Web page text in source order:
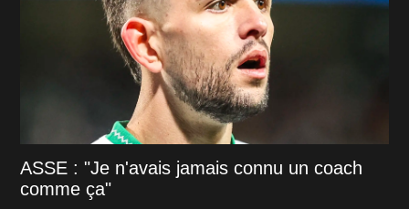
ASSE : "Je n'avais jamais connu un coach
comme ça"